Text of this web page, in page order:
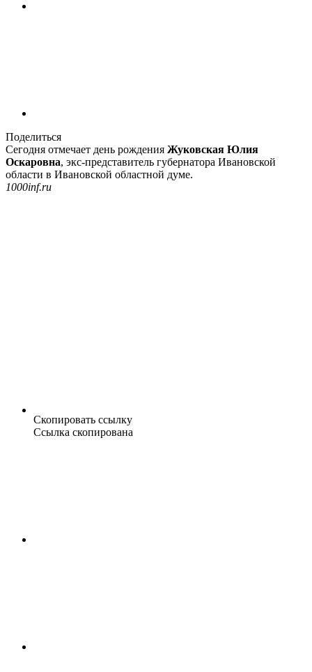
Поделиться
Сегодня отмечает день рождения Жуковская Юлия
Оскаровна, экс-представитель губернатора Ивановской
области в Ивановской областной думе.
1000inf.ru
Скопировать ссылку
Ссылка скопирована